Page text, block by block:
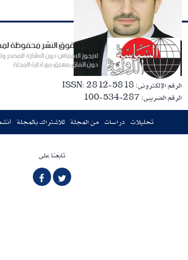
الرقم الإلكترونى: ISSN: 2812-5818
الرقم الضريبى: 287-534-100
تحليلات دراسات من المجلة للاشتراك بالمجلة
تابعنا على